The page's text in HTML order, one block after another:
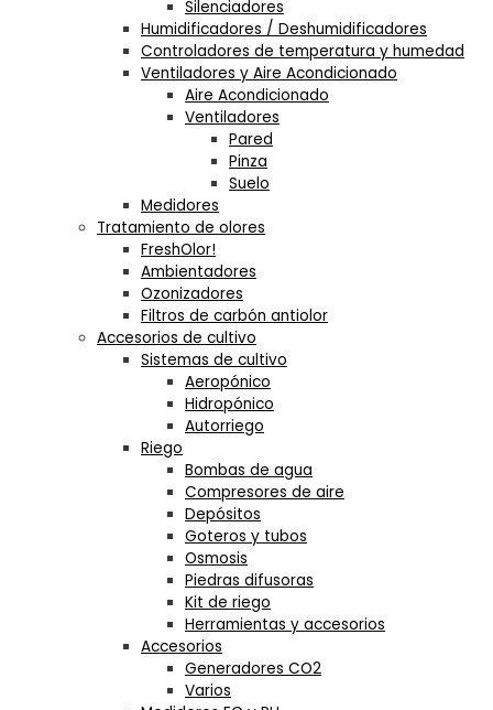
Silenciadores
Humidificadores / Deshumidificadores
Controladores de temperatura y humedad
Ventiladores y Aire Acondicionado
Aire Acondicionado
Ventiladores
Pared
Pinza
Suelo
Medidores
Tratamiento de olores
FreshOlor!
Ambientadores
Ozonizadores
Filtros de carbón antiolor
Accesorios de cultivo
Sistemas de cultivo
Aeropónico
Hidropónico
Autorriego
Riego
Bombas de agua
Compresores de aire
Depósitos
Goteros y tubos
Osmosis
Piedras difusoras
Kit de riego
Herramientas y accesorios
Accesorios
Generadores CO2
Varios